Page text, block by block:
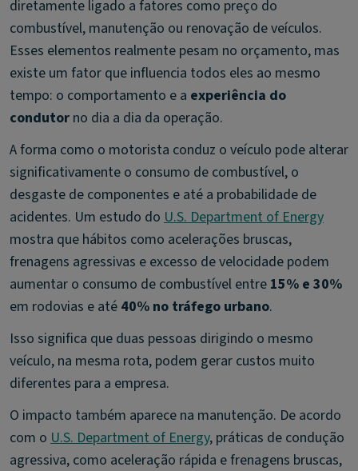
diretamente ligado a fatores como preço do
combustível, manutenção ou renovação de veículos.
Esses elementos realmente pesam no orçamento, mas
existe um fator que influencia todos eles ao mesmo
tempo: o comportamento e a experiência do
condutor no dia a dia da operação.
A forma como o motorista conduz o veículo pode alterar
significativamente o consumo de combustível, o
desgaste de componentes e até a probabilidade de
acidentes. Um estudo do U.S. Department of Energy
mostra que hábitos como acelerações bruscas,
frenagens agressivas e excesso de velocidade podem
aumentar o consumo de combustível entre 15% e 30%
em rodovias e até 40% no tráfego urbano.
Isso significa que duas pessoas dirigindo o mesmo
veículo, na mesma rota, podem gerar custos muito
diferentes para a empresa.
O impacto também aparece na manutenção. De acordo
com o U.S. Department of Energy, práticas de condução
agressiva, como aceleração rápida e frenagens bruscas,